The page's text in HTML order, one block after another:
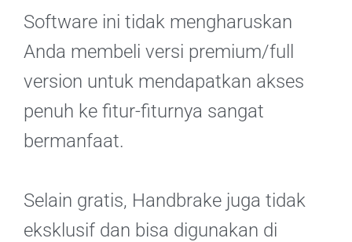
Software ini tidak mengharuskan
Anda membeli versi premium/full
version untuk mendapatkan akses
penuh ke fitur-fiturnya sangat
bermanfaat.
Selain gratis, Handbrake juga tidak
eksklusif dan bisa digunakan di